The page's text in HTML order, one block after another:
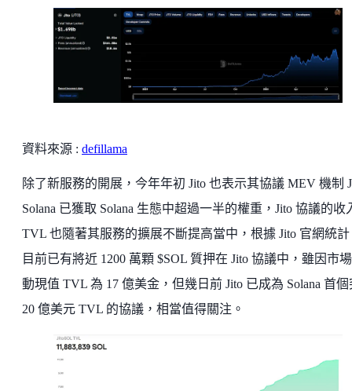
資料來源 : defillama
除了新服務的開展，今年年初 Jito 也表示其協議 MEV 機制
Solana 已獲取 Solana 生態中超過一半的權重，Jito 協議的收
TVL 也隨著其服務的擴展不斷提高當中，根據 Jito 官網統計
目前已有將近 1200 萬顆 $SOL 質押在 Jito 協議中，雖因市
動現值 TVL 為 17 億美金，但幾日前 Jito 已成為 Solana 首
20 億美元 TVL 的協議，相當值得關注。